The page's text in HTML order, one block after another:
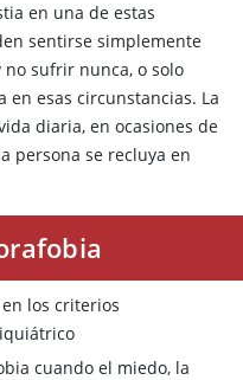
en una de estas
sentirse simplemente
no sufrir nunca, o solo
esas circunstancias. La
diaria, en ocasiones de
persona se recluya en
los criterios
cuando el miedo, la